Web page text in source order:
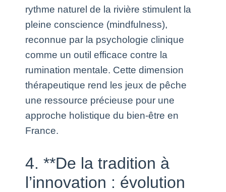
rythme naturel de la rivière stimulent la
pleine conscience (mindfulness),
reconnue par la psychologie clinique
comme un outil efficace contre la
rumination mentale. Cette dimension
thérapeutique rend les jeux de pêche
une ressource précieuse pour une
approche holistique du bien-être en
France.
4. **De la tradition à
l’innovation : évolution